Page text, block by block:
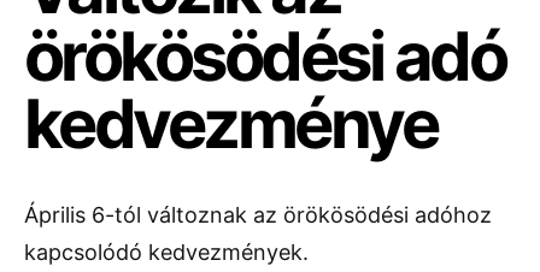
örökösödési adó
kedvezménye
Április 6-tól változnak az örökösödési adóhoz
kapcsolódó kedvezmények.